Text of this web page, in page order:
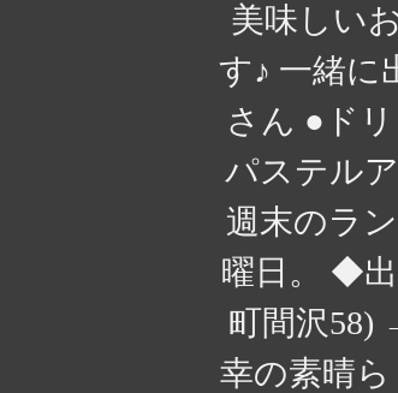
美味しい
す♪ 一緒に
さん ●ド
パステル
週末のラ
曜日。 ◆出
町間沢58)
幸の素晴